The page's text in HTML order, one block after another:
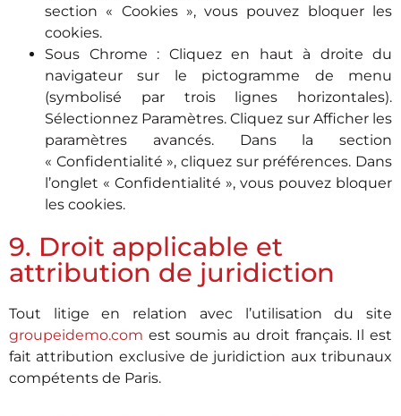
section « Cookies », vous pouvez bloquer les
cookies.
Sous Chrome : Cliquez en haut à droite du
navigateur sur le pictogramme de menu
(symbolisé par trois lignes horizontales).
Sélectionnez Paramètres. Cliquez sur Afficher les
paramètres avancés. Dans la section
« Confidentialité », cliquez sur préférences. Dans
l’onglet « Confidentialité », vous pouvez bloquer
les cookies.
9. Droit applicable et
attribution de juridiction
Tout litige en relation avec l’utilisation du site
groupeidemo.com est soumis au droit français. Il est
fait attribution exclusive de juridiction aux tribunaux
compétents de Paris.